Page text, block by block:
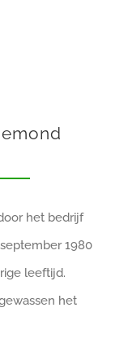
het bedrijf
1980
leeftijd.
het